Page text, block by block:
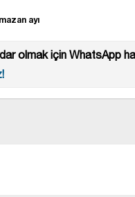
ayı
olmak için WhatsApp